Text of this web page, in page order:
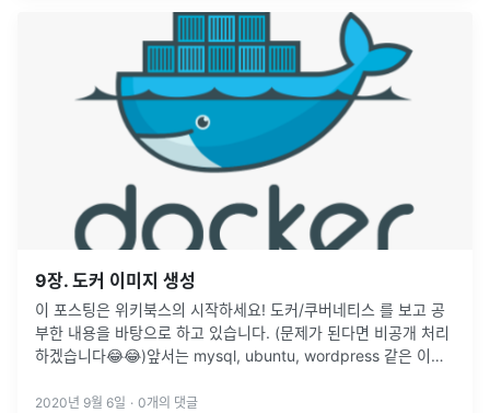
9장. 도커 이미지 생성
이 포스팅은 위키북스의 시작하세요! 도커/쿠버네티스 를 보고 공
부한 내용을 바탕으로 하고 있습니다. (문제가 된다면 비공개 처리
하겠습니다😂😂)앞서는 mysql, ubuntu, wordpress 같은 이미
성...
2020년 9월 6일 · 0개의 댓글